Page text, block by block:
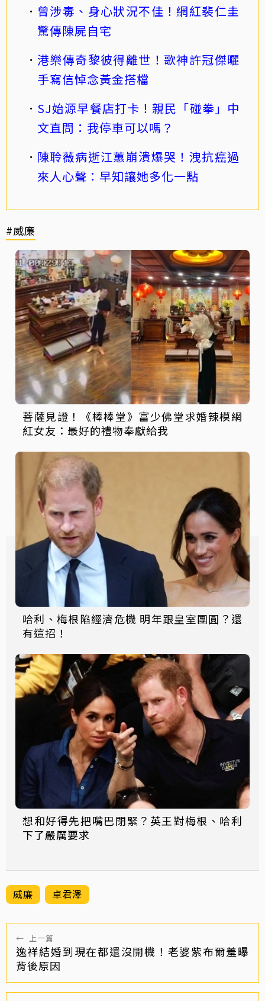
曾涉毒、身心狀況不佳！網紅裴仁圭
驚傳陳屍自宅
港樂傳奇黎彼得離世！歌神許冠傑曬
手寫信悼念黃金搭檔
SJ始源早餐店打卡！親民「碰拳」中
文直問：我停車可以嗎？
陳聆薇病逝江蕙崩潰爆哭！洩抗癌過
來人心聲：早知讓她多化一點
#威廉
菩薩見證！《棒棒堂》富少佛堂求婚辣模網
紅女友：最好的禮物奉獻給我
哈利、梅根陷經濟危機 明年跟皇室團圓？還
有這招！
想和好得先把嘴巴閉緊？英王對梅根、哈利
下了嚴厲要求
威廉 卓君澤
← 上一篇
逸祥結婚到現在都還沒開機！老婆紫布爾羞曝
背後原因